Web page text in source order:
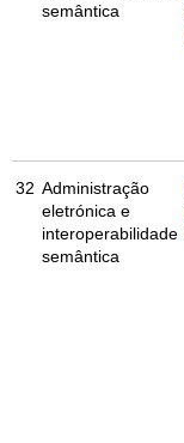
semântica
32 Administração
eletrónica e
interoperabilidade
semântica